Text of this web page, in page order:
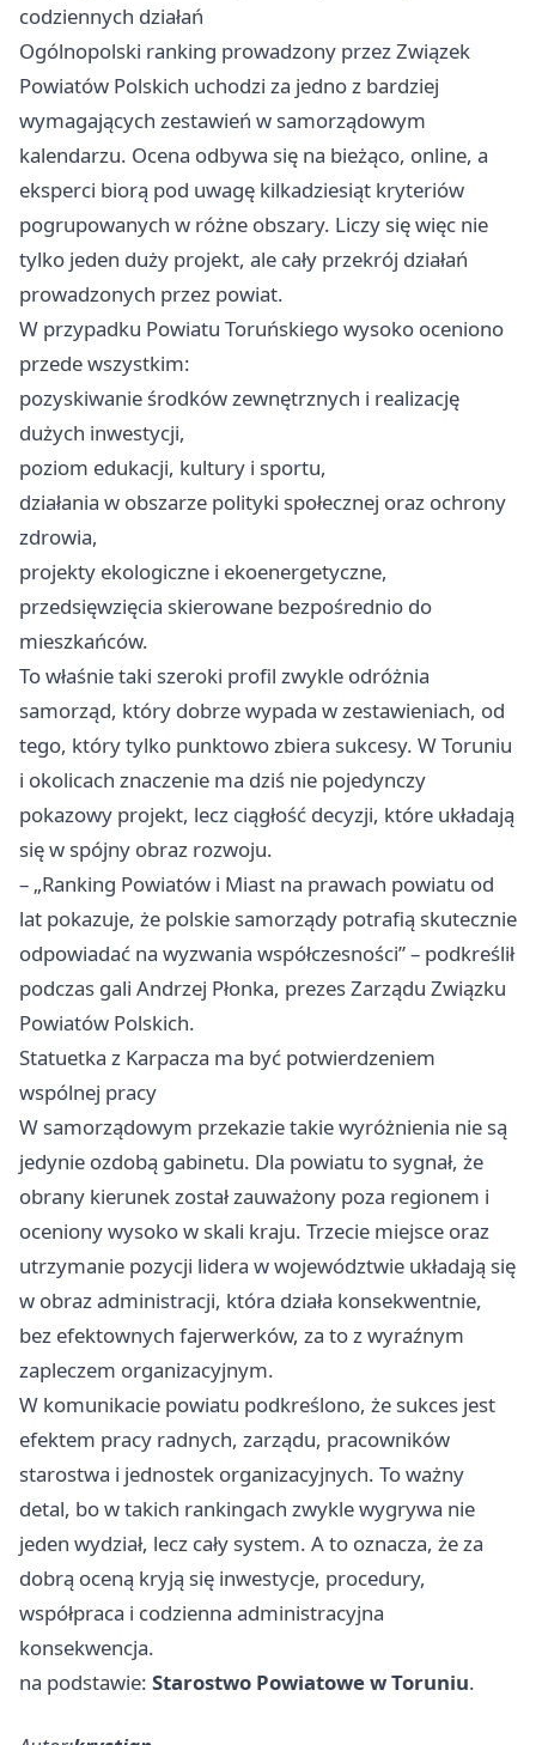
codziennych działań
Ogólnopolski ranking prowadzony przez Związek
Powiatów Polskich uchodzi za jedno z bardziej
wymagających zestawień w samorządowym
kalendarzu. Ocena odbywa się na bieżąco, online, a
eksperci biorą pod uwagę kilkadziesiąt kryteriów
pogrupowanych w różne obszary. Liczy się więc nie
tylko jeden duży projekt, ale cały przekrój działań
prowadzonych przez powiat.
W przypadku Powiatu Toruńskiego wysoko oceniono
przede wszystkim:
pozyskiwanie środków zewnętrznych i realizację
dużych inwestycji,
poziom edukacji, kultury i sportu,
działania w obszarze polityki społecznej oraz ochrony
zdrowia,
projekty ekologiczne i ekoenergetyczne,
przedsięwzięcia skierowane bezpośrednio do
mieszkańców.
To właśnie taki szeroki profil zwykle odróżnia
samorząd, który dobrze wypada w zestawieniach, od
tego, który tylko punktowo zbiera sukcesy. W Toruniu
i okolicach znaczenie ma dziś nie pojedynczy
pokazowy projekt, lecz ciągłość decyzji, które układają
się w spójny obraz rozwoju.
– „Ranking Powiatów i Miast na prawach powiatu od
lat pokazuje, że polskie samorządy potrafią skutecznie
odpowiadać na wyzwania współczesności” – podkreślił
podczas gali Andrzej Płonka, prezes Zarządu Związku
Powiatów Polskich.
Statuetka z Karpacza ma być potwierdzeniem
wspólnej pracy
W samorządowym przekazie takie wyróżnienia nie są
jedynie ozdobą gabinetu. Dla powiatu to sygnał, że
obrany kierunek został zauważony poza regionem i
oceniony wysoko w skali kraju. Trzecie miejsce oraz
utrzymanie pozycji lidera w województwie układają się
w obraz administracji, która działa konsekwentnie,
bez efektownych fajerwerków, za to z wyraźnym
zapleczem organizacyjnym.
W komunikacie powiatu podkreślono, że sukces jest
efektem pracy radnych, zarządu, pracowników
starostwa i jednostek organizacyjnych. To ważny
detal, bo w takich rankingach zwykle wygrywa nie
jeden wydział, lecz cały system. A to oznacza, że za
dobrą oceną kryją się inwestycje, procedury,
współpraca i codzienna administracyjna
konsekwencja.
na podstawie: Starostwo Powiatowe w Toruniu.